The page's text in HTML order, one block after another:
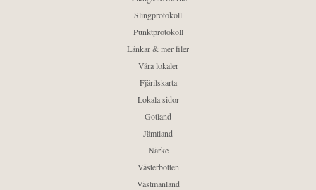
Slingprotokoll
Punktprotokoll
Länkar & mer filer
Våra lokaler
Fjärilskarta
Lokala sidor
Gotland
Jämtland
Närke
Västerbotten
Västmanland